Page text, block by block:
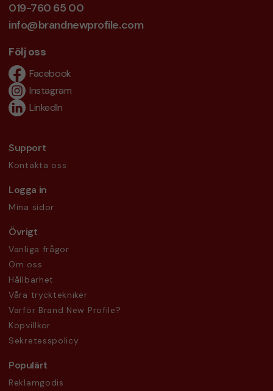
019-760 65 00
info@brandnewprofile.com
Följ oss
Facebook
Instagram
LinkedIn
Support
Kontakta oss
Logga in
Mina sidor
Övrigt
Vanliga frågor
Om oss
Hållbarhet
Våra trycktekniker
Varför Brand New Profile?
Köpvillkor
Sekretesspolicy
Populärt
Reklamgodis